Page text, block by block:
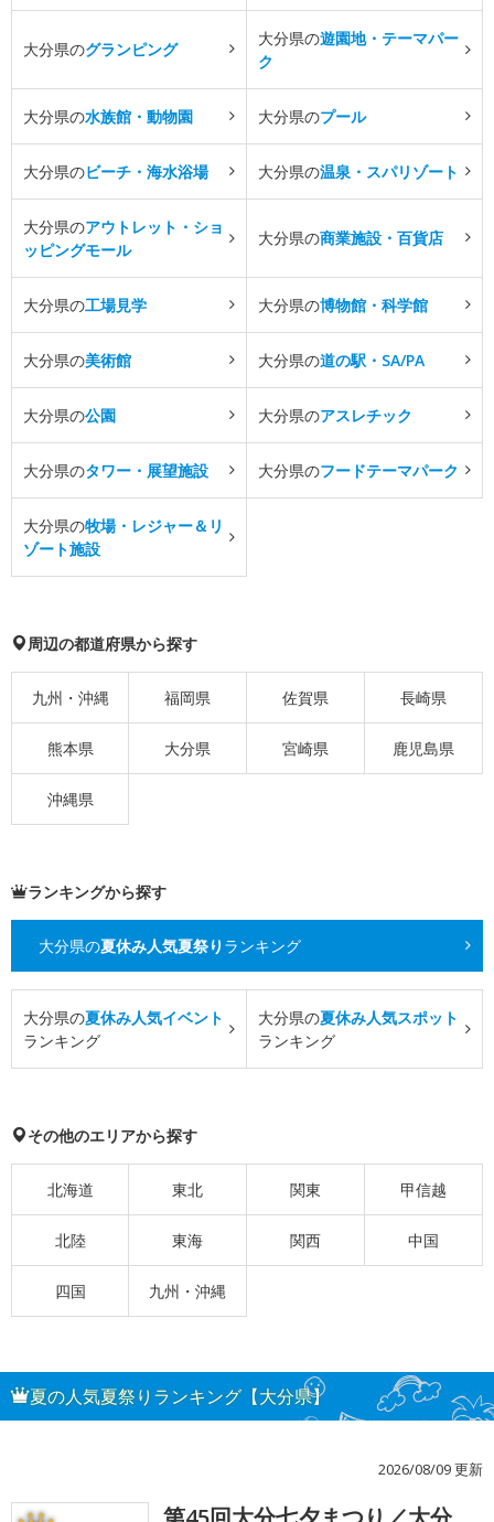
大分県のグランピング
大分県の遊園地・テーマパー
ク
大分県の水族館・動物園 大分県のプール
大分県のビーチ・海水浴場 大分県の温泉・スパリゾート
大分県のアウトレット・ショ
ッピングモール
大分県の商業施設・百貨店
大分県の工場見学 大分県の博物館・科学館
大分県の美術館 大分県の道の駅・SA/PA
大分県の公園 大分県のアスレチック
大分県のタワー・展望施設 大分県のフードテーマパーク
大分県の牧場・レジャー＆リ
ゾート施設
周辺の都道府県から探す
九州・沖縄 福岡県 佐賀県 長崎県
熊本県 大分県 宮崎県 鹿児島県
沖縄県
ランキングから探す
大分県の夏休み人気夏祭り ランキング
大分県の夏休み人気イベント
ランキング
大分県の夏休み人気スポット
ランキング
その他のエリアから探す
北海道 東北 関東 甲信越
北陸 東海 関西 中国
四国 九州・沖縄
夏の人気夏祭りランキング【大分県】
2026/08/09 更新